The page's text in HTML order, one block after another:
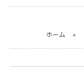
ホーム »